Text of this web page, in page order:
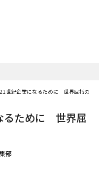
世紀企業になるために 世界屈指のプ
るために 世界屈
部